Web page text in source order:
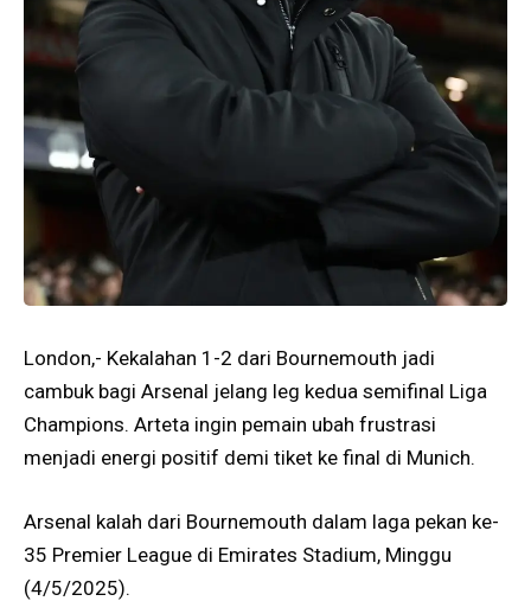
London,- Kekalahan 1-2 dari Bournemouth jadi
cambuk bagi Arsenal jelang leg kedua semifinal Liga
Champions. Arteta ingin pemain ubah frustrasi
menjadi energi positif demi tiket ke final di Munich.
Arsenal kalah dari Bournemouth dalam laga pekan ke-
35 Premier League di Emirates Stadium, Minggu
(4/5/2025).